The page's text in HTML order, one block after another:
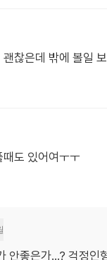
찮은데 밖에 볼일
도 있어여ㅜㅜ
안좋은가...? 걱정인